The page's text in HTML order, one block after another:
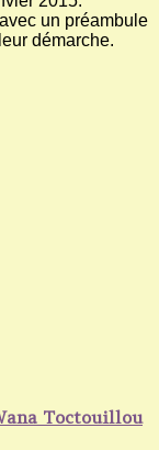
un préambule
démarche.
Toctouillou